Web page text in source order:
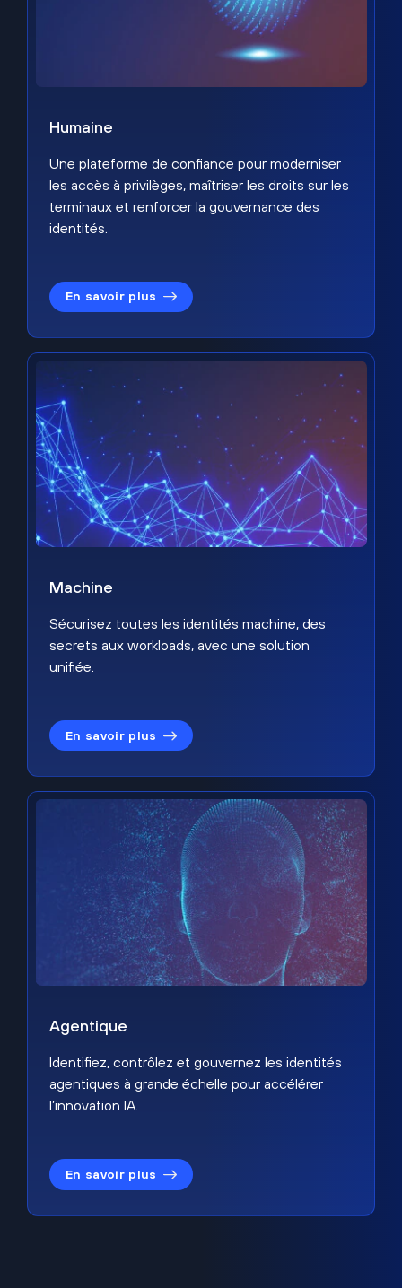
Humaine
Une plateforme de confiance pour moderniser
les accès à privilèges, maîtriser les droits sur les
terminaux et renforcer la gouvernance des
identités.
En savoir plus
Machine
Sécurisez toutes les identités machine, des
secrets aux workloads, avec une solution
unifiée.
En savoir plus
Agentique
Identifiez, contrôlez et gouvernez les identités
agentiques à grande échelle pour accélérer
l’innovation IA.
En savoir plus